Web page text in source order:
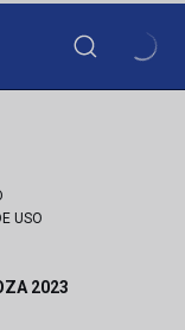
USO
2023